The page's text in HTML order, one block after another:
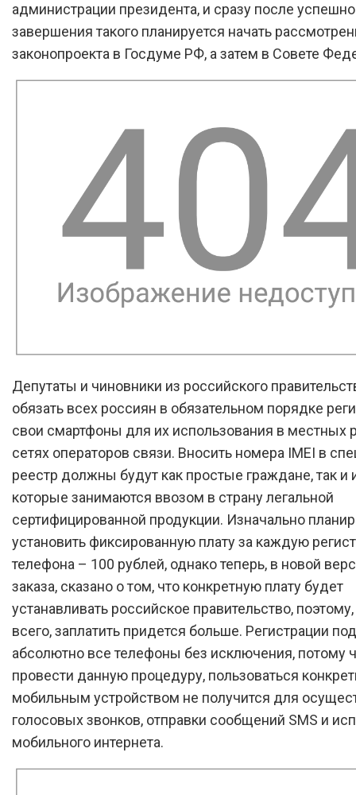
администрации президента, и сразу после
завершения такого планируется начать
законопроекта в Госдуме РФ, а затем в Совете
Депутаты и чиновники из российского
обязать всех россиян в обязательном порядке
свои смартфоны для их использования в местных
сетях операторов связи. Вносить номера IMEI в
реестр должны будут как простые граждане, так и
которые занимаются ввозом в страну легальной
сертифицированной продукции. Изначально
установить фиксированную плату за каждую
телефона – 100 рублей, однако теперь, в новой
заказа, сказано о том, что конкретную плату будет
устанавливать российское правительство,
всего, заплатить придется больше. Регистрации
абсолютно все телефоны без исключения, потому
провести данную процедуру, пользоваться
мобильным устройством не получится для
голосовых звонков, отправки сообщений SMS и
мобильного интернета.